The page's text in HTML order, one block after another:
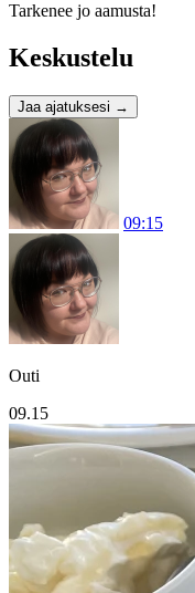
Tarkenee jo aamusta!
Keskustelu
Jaa ajatuksesi →
09:15
Outi
09.15